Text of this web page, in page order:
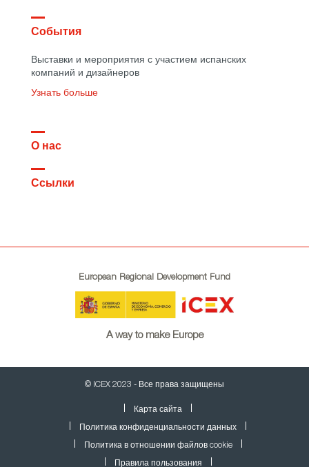
События
Выставки и мероприятия с участием испанских
компаний и дизайнеров
Узнать больше
О нас
Ссылки
European Regional Development Fund
A way to make Europe
© ICEX 2023 - Все права защищены
Карта сайта
Политика конфиденциальности данных
Политика в отношении файлов cookie
Правила пользования